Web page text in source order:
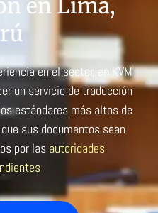
en Lima,
en el sector, en KVM
un servicio de traducción
estándares más altos de
sus documentos sean
por las autoridades